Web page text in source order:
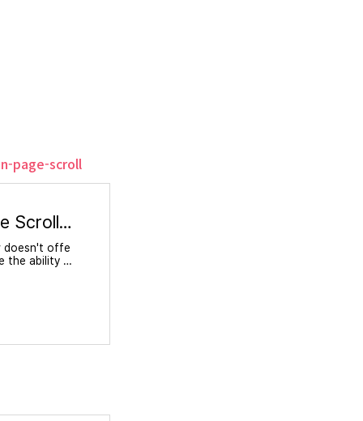
page-scroll
Logo and Navbar Animation on Page Scroll - Webflow
doesn't offe
the ability t